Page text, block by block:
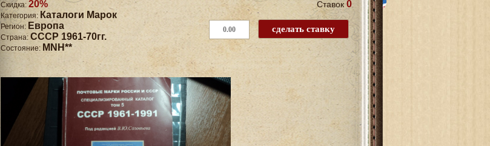
Скидка: 20%
Категория: Каталоги Марок
Регион: Европа
Страна: СССР 1961-70гг.
Состояние: MNH**
Ставок 0